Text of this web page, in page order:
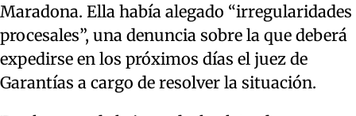
Maradona. Ella había alegado “irregularidades
procesales”, una denuncia sobre la que deberá
expedirse en los próximos días el juez de
Garantías a cargo de resolver la situación.